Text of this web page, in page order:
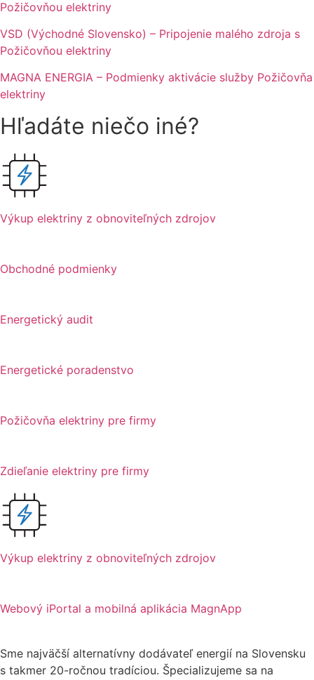
Požičovňou elektriny
VSD (Východné Slovensko) – Pripojenie malého zdroja s
Požičovňou elektriny
MAGNA ENERGIA – Podmienky aktivácie služby Požičovňa
elektriny
Hľadáte niečo iné?
Výkup elektriny z obnoviteľných zdrojov
Obchodné podmienky
Zdieľanie elektriny pre firmy